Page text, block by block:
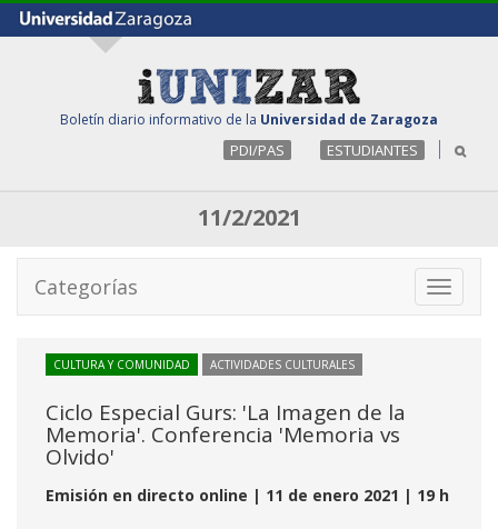
Boletín diario informativo de la Universidad de Zaragoza
PDI/PAS ESTUDIANTES
11/2/2021
Toggle
Categorías
CULTURA Y COMUNIDAD ACTIVIDADES CULTURALES
Ciclo Especial Gurs: 'La Imagen de la
Memoria'. Conferencia 'Memoria vs
Olvido'
Emisión en directo online | 11 de enero 2021 | 19 h